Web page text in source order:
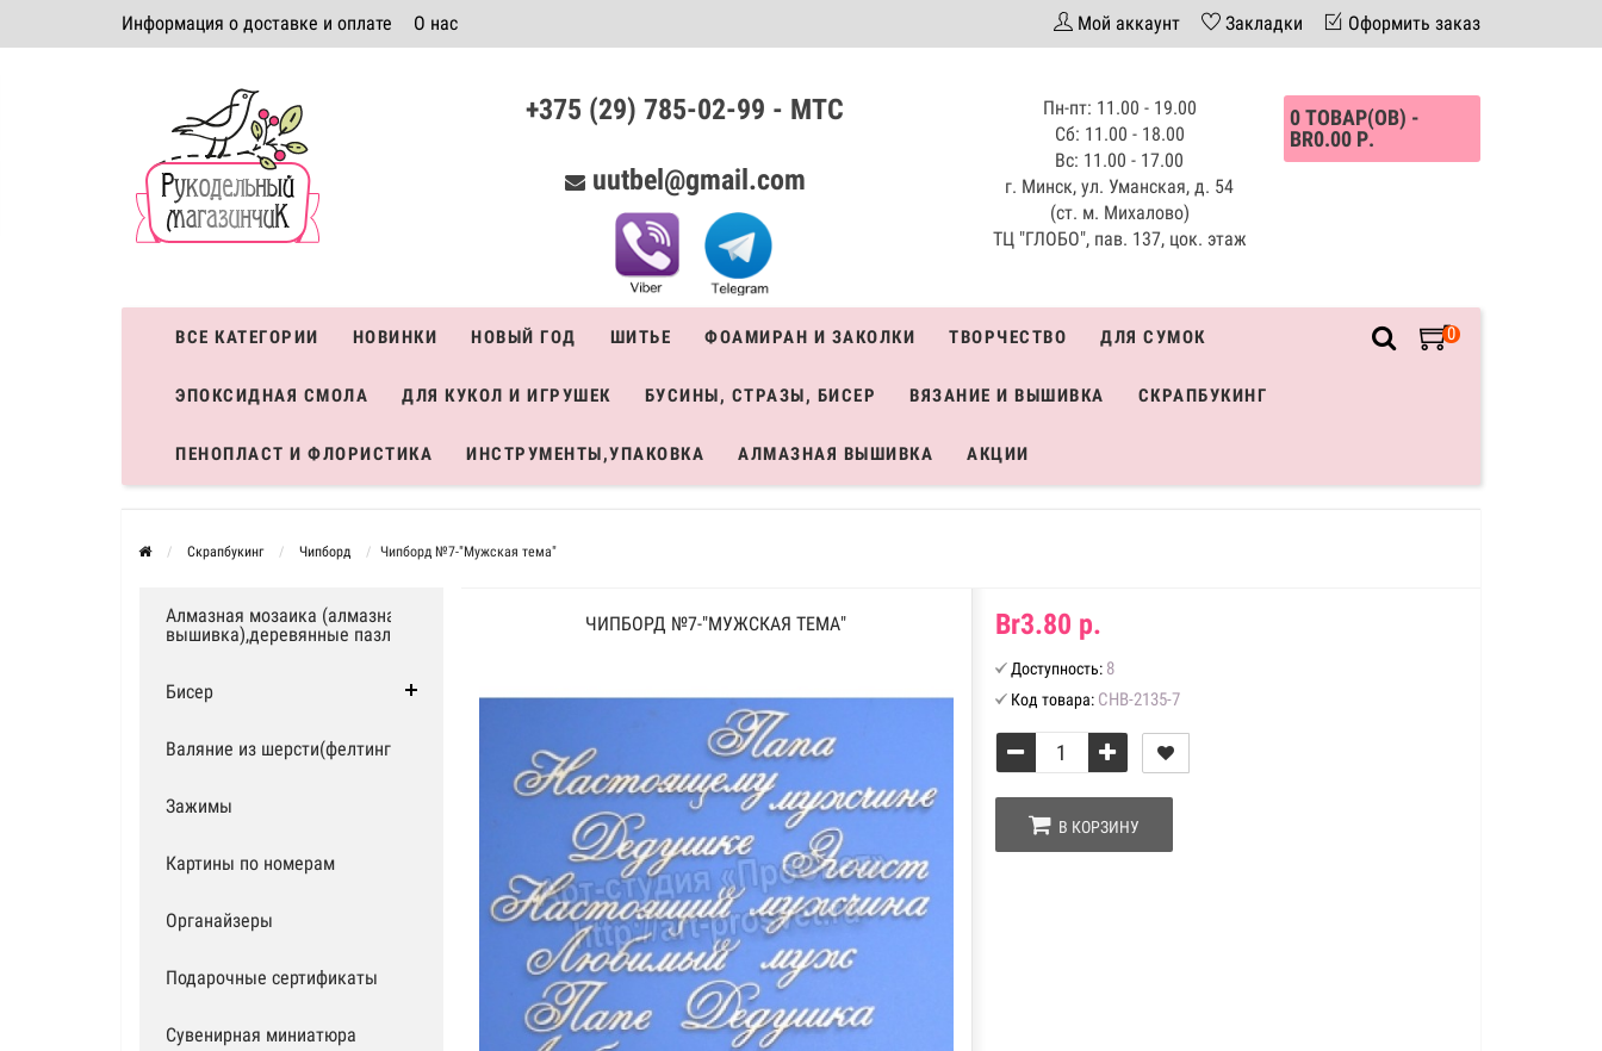
Информация о доставке и оплате О нас
Система скидок
Мой аккаунт Закладки Оформить заказ
+375 (29) 785-02-99 - МТС
uutbel@gmail.com
Пн-пт: 11.00 - 19.00
Сб: 11.00 - 18.00
Вс: 11.00 - 17.00
г. Минск, ул. Уманская, д. 54
(ст. м. Михалово)
ТЦ "ГЛОБО", пав. 137, цок. этаж
0 ТОВАР(ОВ) -
BR0.00 Р.
0
ВСЕ КАТЕГОРИИ НОВИНКИ НОВЫЙ ГОД ШИТЬЕ ФОАМИРАН И ЗАКОЛКИ ТВОРЧЕСТВО ДЛЯ СУМОК
ЭПОКСИДНАЯ СМОЛА ДЛЯ КУКОЛ И ИГРУШЕК БУСИНЫ, СТРАЗЫ, БИСЕР ВЯЗАНИЕ И ВЫШИВКА СКРАПБУКИНГ
ПЕНОПЛАСТ И ФЛОРИСТИКА ИНСТРУМЕНТЫ,УПАКОВКА АЛМАЗНАЯ ВЫШИВКА АКЦИИ
Скрапбукинг Чипборд Чипборд №7-"Мужская тема"
Алмазная мозаика (алмазная
вышивка),деревянные пазлы
Бисер
Валяние из шерсти(фелтинг)
Зажимы
Картины по номерам
Органайзеры
Подарочные сертификаты
Сувенирная миниатюра
ЧИПБОРД №7-"МУЖСКАЯ ТЕМА" Br3.80 р.
Доступность:8
Код товара: CHB-2135-7
В КОРЗИНУ